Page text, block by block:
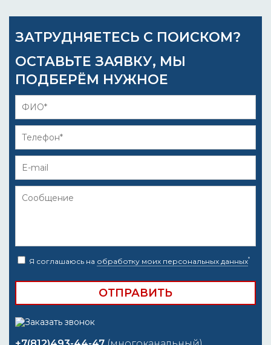
ЗАТРУДНЯЕТЕСЬ С ПОИСКОМ?
ОСТАВЬТЕ ЗАЯВКУ, МЫ
ПОДБЕРЁМ НУЖНОЕ
Я соглашаюсь на обработку моих персональных данных*